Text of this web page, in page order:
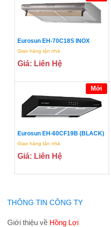
Eurosun EH-70C18S INOX
Giao hàng tận nhà
Giá: Liên Hệ
Mới
Eurosun EH-60CF19B (BLACK)
Giao hàng tận nhà
Giá: Liên Hệ
THÔNG TIN CÔNG TY
Giới thiệu về Hồng Lợi